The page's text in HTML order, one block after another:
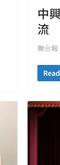
中
流
聯合報